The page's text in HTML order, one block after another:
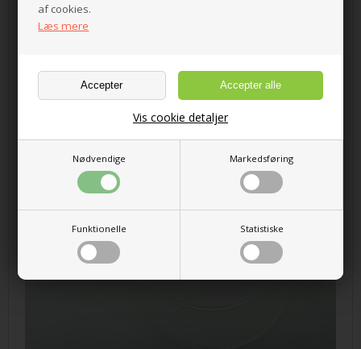
af cookies.
Læs mere
Nødvendige Markedsføring
Funktionelle Statistiske
Vis cookie detaljer
40 cm